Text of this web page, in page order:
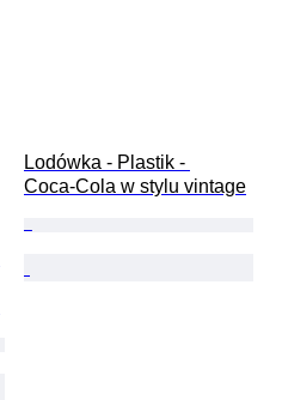
Lodówka - Plastik -
Coca‑Cola w stylu vintage